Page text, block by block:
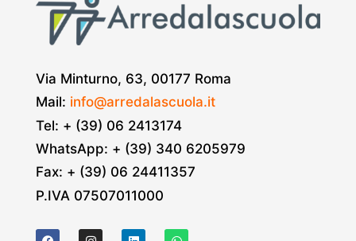
Via Minturno, 63, 00177 Roma
Mail: info@arredalascuola.it
Tel: + (39) 06 2413174
WhatsApp: + (39) 340 6205979
Fax: + (39) 06 24411357
P.IVA 07507011000